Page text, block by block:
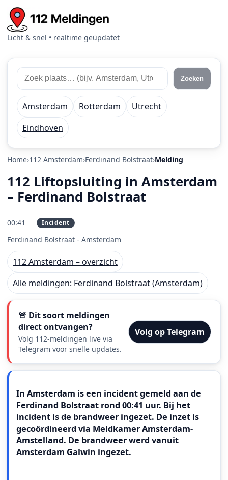
Licht & snel • realtime geüpdatet
Zoek 112 meldingen
Zoek plaats of regio Zoeken
Amsterdam Rotterdam
Utrecht
Eindhoven
Home 112 Amsterdam Ferdinand Bolstraat Melding
112 Liftopsluiting in Amsterdam
– Ferdinand Bolstraat
00:41 Incident
Ferdinand Bolstraat - Amsterdam
112 Amsterdam – overzicht
Alle meldingen: Ferdinand Bolstraat (Amsterdam)
🚨 Dit soort meldingen
direct ontvangen?
Volg 112-meldingen live via
Telegram voor snelle updates.
Volg op Telegram
In Amsterdam is een incident gemeld aan de
Ferdinand Bolstraat rond 00:41 uur. Bij het
incident is de brandweer ingezet. De inzet is
gecoördineerd via Meldkamer Amsterdam-
Amstelland. De brandweer werd vanuit
Amsterdam Galwin ingezet.